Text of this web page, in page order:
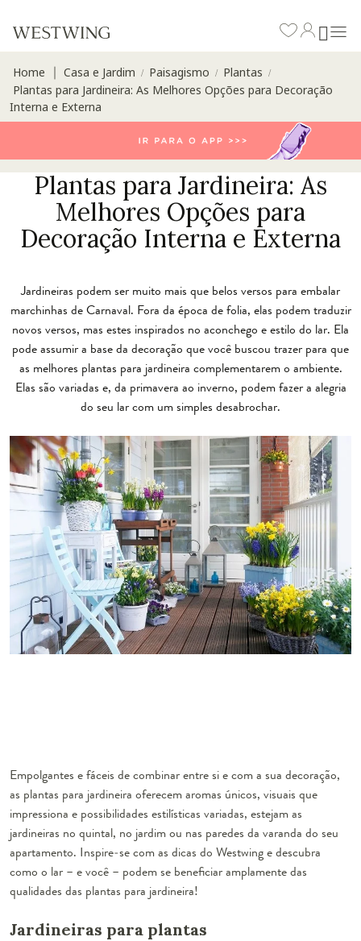
Home Casa e Jardim / Paisagismo / Plantas /
Plantas para Jardineira: As Melhores Opções para Decoração
Interna e Externa
Plantas para Jardineira: As
Melhores Opções para
Decoração Interna e Externa
Jardineiras podem ser muito mais que belos versos para embalar
marchinhas de Carnaval. Fora da época de folia, elas podem traduzir
novos versos, mas estes inspirados no aconchego e estilo do lar. Ela
pode assumir a base da decoração que você buscou trazer para que
as melhores plantas para jardineira complementarem o ambiente.
Elas são variadas e, da primavera ao inverno, podem fazer a alegria
do seu lar com um simples desabrochar.
Empolgantes e fáceis de combinar entre si e com a sua decoração,
as plantas para jardineira oferecem aromas únicos, visuais que
impressiona e possibilidades estilísticas variadas, estejam as
jardineiras no quintal, no jardim ou nas paredes da varanda do seu
apartamento. Inspire-se com as dicas do Westwing e descubra
como o lar – e você – podem se beneficiar amplamente das
qualidades das plantas para jardineira!
Jardineiras para plantas